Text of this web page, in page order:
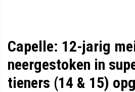
Capelle: 12-jarig
neergestoken in
tieners (14 & 15)